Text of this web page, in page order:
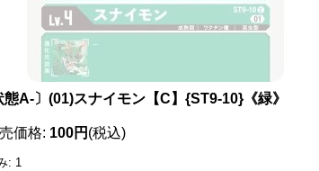
態A-〕(01)スナイモン【C】{ST9-10}《緑》
価格: 100円 (税込)
: 1